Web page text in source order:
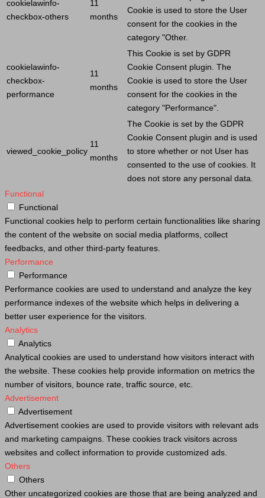
cookielawinfo-
checkbox-others
11
months
Cookie is used to store the User
consent for the cookies in the
category "Other.
cookielawinfo-
checkbox-
performance
11
months
This Cookie is set by GDPR
Cookie Consent plugin. The
Cookie is used to store the User
consent for the cookies in the
category "Performance".
viewed_cookie_policy
11
months
The Cookie is set by the GDPR
Cookie Consent plugin and is used
to store whether or not User has
consented to the use of cookies. It
does not store any personal data.
Functional
Functional
Functional cookies help to perform certain functionalities like sharing
the content of the website on social media platforms, collect
feedbacks, and other third-party features.
Performance
Performance
Performance cookies are used to understand and analyze the key
performance indexes of the website which helps in delivering a
better user experience for the visitors.
Analytics
Analytics
Analytical cookies are used to understand how visitors interact with
the website. These cookies help provide information on metrics the
number of visitors, bounce rate, traffic source, etc.
Advertisement
Advertisement
Advertisement cookies are used to provide visitors with relevant ads
and marketing campaigns. These cookies track visitors across
websites and collect information to provide customized ads.
Others
Others
Other uncategorized cookies are those that are being analyzed and